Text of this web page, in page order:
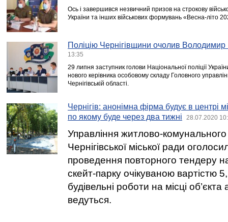
Ось і завершився незвичний призов на строкову
України та інших військових формувань «Весна-літо
Поліцію Чернігівщини очолив Володимир
13:35
29 липня заступник голови Національної поліції
нового керівника особовому складу Головного
Чернігівській області.
Чернігів: анонімна фірма будує в центрі
по якому буде через два тижні
28.07.2020
Управління житлово-
Чернігівської міської ради
проведення повторного тендеру
скейт-парку очікуваною вартістю
будівельні роботи на місці
ведуться.